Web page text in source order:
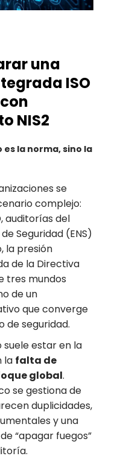
una
ISO
con
NIS2
la norma, sino la
se
complejo:
auditorías del
Seguridad (ENS)
la presión
de la Directiva
tres mundos
de un
que converge
de seguridad.
estar en la
la falta de
global.
se gestiona de
duplicidades,
y una
“apagar fuegos”